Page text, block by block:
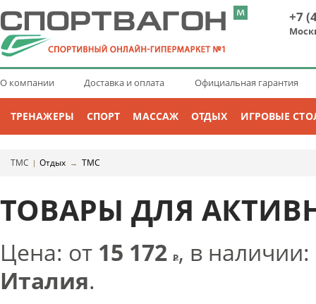
+7
О компании Доставка и оплата Официальная гарантия
ТРЕНАЖЕРЫ СПОРТ МАССАЖ ОТДЫХ ИГРОВЫЕ
TMC | Отдых → TMC
ТОВАРЫ ДЛЯ
Цена: от 15 172 Р, в наличии:
Италия.